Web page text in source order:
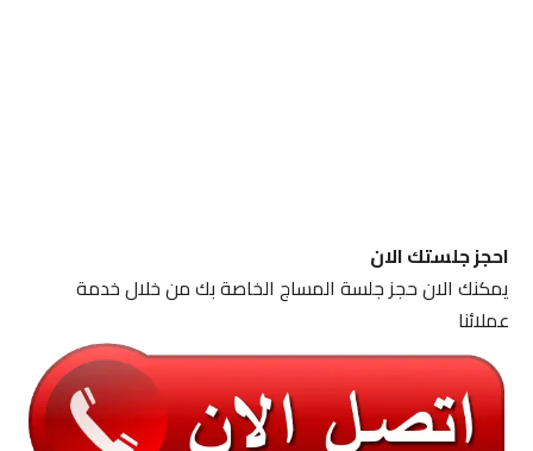
احجز جلستك الان
يمكنك الان حجز جلسة المساج الخاصة بك من خلال خدمة
عملائنا